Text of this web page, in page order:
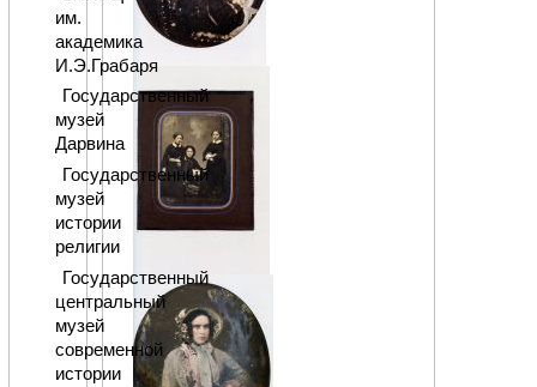
им.
академика
И.Э.Грабаря
Государственный
музей
Дарвина
Государственный
музей
истории
религии
Государственный
центральный
музей
современной
истории